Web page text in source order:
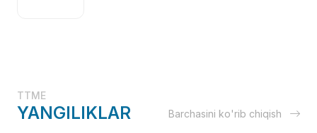
TTME
YANGILIKLAR Barchasini ko'rib chiqish